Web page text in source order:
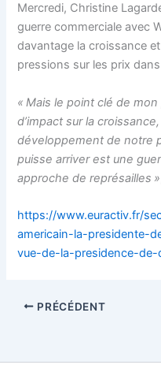
Mercredi, Christine
guerre commerciale avec
davantage la croissance
pressions sur les prix
« Mais le point clé de
d’impact sur la
développement de notre
puisse arriver est une
approche de représailles »
https://www.euractiv.fr/
americain-la-presidente-
vue-de-la-presidence-
PRÉCÉDENT